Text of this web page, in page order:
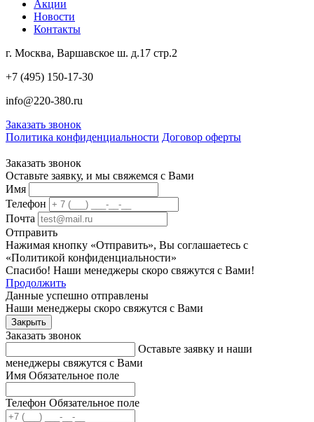
Акции
Новости
Контакты
г. Москва, Варшавское ш. д.17 стр.2
+7 (495) 150-17-30
info@220-380.ru
Заказать звонок
Политика конфиденциальности Договор оферты
Заказать звонок
Оставьте заявку, и мы свяжемся с Вами
Имя
Телефон
Почта
Отправить
Нажимая кнопку «Отправить», Вы соглашаетесь с
«Политикой конфиденциальности»
Спасибо! Наши менеджеры скоро свяжутся с Вами!
Продолжить
Данные успешно отправлены
Наши менеджеры скоро свяжутся с Вами
Закрыть
Заказать звонок
Оставьте заявку и наши
менеджеры свяжутся с Вами
Имя Обязательное поле
Телефон Обязательное поле